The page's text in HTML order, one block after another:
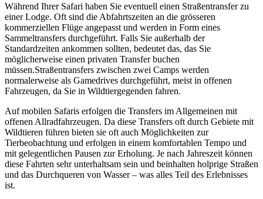
Während Ihrer Safari haben Sie eventuell einen Straßentransfer zu
einer Lodge. Oft sind die Abfahrtszeiten an die grösseren
kommerziellen Flüge angepasst und werden in Form eines
Sammeltransfers durchgeführt. Falls Sie außerhalb der
Standardzeiten ankommen sollten, bedeutet das, das Sie
möglicherweise einen privaten Transfer buchen
müssen.Straßentransfers zwischen zwei Camps werden
normalerweise als Gamedrives durchgeführt, meist in offenen
Fahrzeugen, da Sie in Wildtiergegenden fahren.
Auf mobilen Safaris erfolgen die Transfers im Allgemeinen mit
offenen Allradfahrzeugen. Da diese Transfers oft durch Gebiete mit
Wildtieren führen bieten sie oft auch Möglichkeiten zur
Tierbeobachtung und erfolgen in einem komfortablen Tempo und
mit gelegentlichen Pausen zur Erholung. Je nach Jahreszeit können
diese Fahrten sehr unterhaltsam sein und beinhalten holprige Straßen
und das Durchqueren von Wasser – was alles Teil des Erlebnisses
ist.